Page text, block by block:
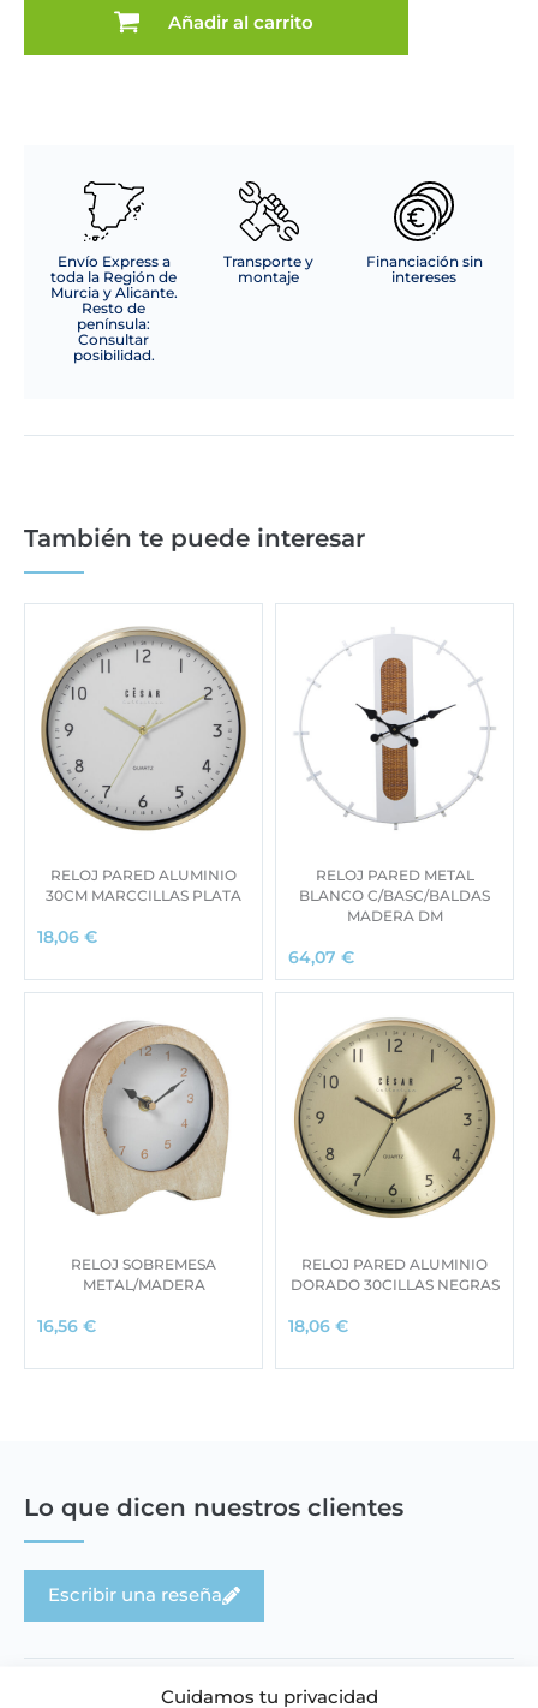
Cuidamos tu privacidad
MANECIMANECILLAS
NUM.
Añadir al carrito
Envío Express a
toda la Región de
Murcia y Alicante.
Resto de
península:
Consultar
posibilidad.
Transporte y
montaje
Financiación sin
intereses
También te puede interesar
RELOJ PARED ALUMINIO
30CM MARCCILLAS PLATA
18,06 €
RELOJ PARED METAL
BLANCO C/BASC/BALDAS
MADERA DM
64,07 €
RELOJ SOBREMESA
METAL/MADERA
16,56 €
RELOJ PARED ALUMINIO
DORADO 30CILLAS NEGRAS
18,06 €
Lo que dicen nuestros clientes
Escribir una reseña